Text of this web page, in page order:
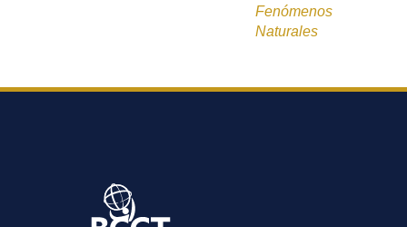
Fenómenos
Naturales